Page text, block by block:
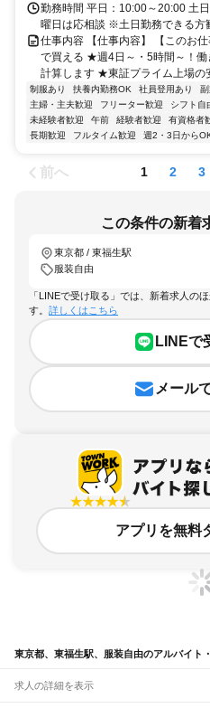
勤務時間 平日：10:00～20:00 土
曜日は応相談 ※土日勤務できる方
仕事内容 【仕事内容】 【このお
で買える ★週4日～・5時間～！
計算します ★東証プライム上場の
制服あり 扶養内勤務OK 社員登用あり
主婦・主夫歓迎
フリーター歓迎 シフト自
未経験者歓迎
午前 経験者歓迎 有資格者
長期歓迎
フルタイム歓迎 週2・3日から
前へ 1 2 3
この条件の新着
東京都 / 東福生駅
服装自由
「LINEで受け取る」では、新着求人の
す。 詳しくはこちら
LINEで
メール
アプリを無料
東京都、東福生駅、服装自由のアルバイト
求人の詳細を表示